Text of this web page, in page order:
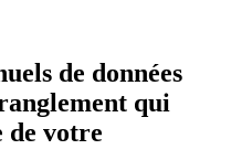
de données
qui
de votre